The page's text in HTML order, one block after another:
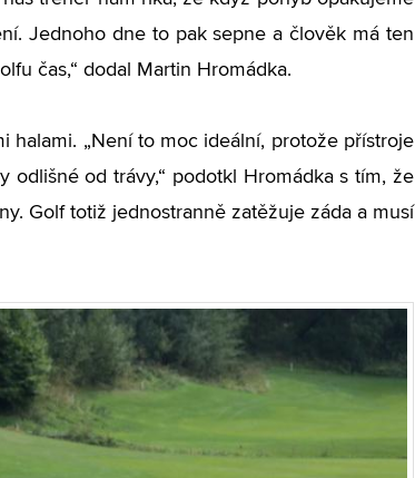
Jednoho dne to pak sepne a člověk má ten
čas,“ dodal Martin Hromádka.
halami. „Není to moc ideální, protože přístroje
od trávy,“ podotkl Hromádka s tím, že
Golf totiž jednostranně zatěžuje záda a musí